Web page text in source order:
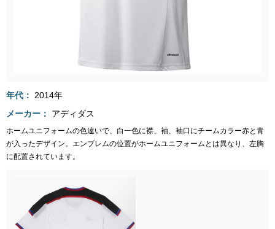
年代
2014年
メーカー
アディダス
ホームユニフォームの色違いで、白一色に襟、袖、袖口にチームカラー赤と青
が入ったデザイン。エンブレムの位置がホームユニフォームとは異なり、左胸
に配置されています。